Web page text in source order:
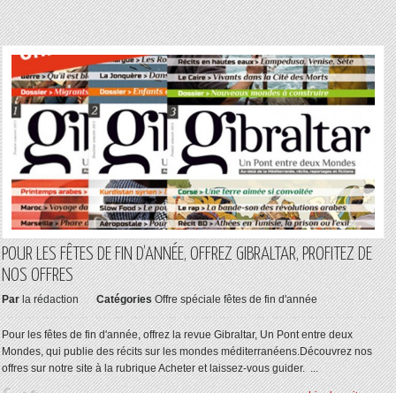
POUR LES FÊTES DE FIN D’ANNÉE, OFFREZ GIBRALTAR, PROFITEZ DE
NOS OFFRES
Par la rédaction Catégories Offre spéciale fêtes de fin d'année
Pour les fêtes de fin d'année, offrez la revue Gibraltar, Un Pont entre deux
Mondes, qui publie des récits sur les mondes méditerranéens.Découvrez nos
offres sur notre site à la rubrique Acheter et laissez-vous guider. ...